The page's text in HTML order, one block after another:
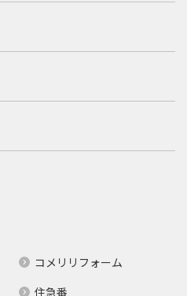
コメリリフォーム
住急番